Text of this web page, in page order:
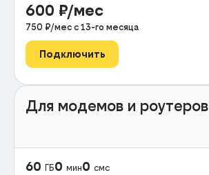
600 ₽/мес
750 ₽/мес с 13-го месяца
Подключить
Для модемов и роутеров
60 ГБ0 мин0 смс